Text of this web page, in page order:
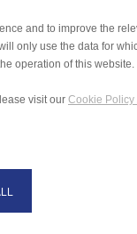
and to improve the
only use the data for
operation of this website.
visit our Cookie Policy